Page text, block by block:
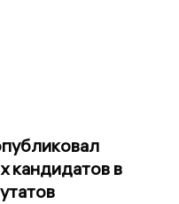
кандидатов в